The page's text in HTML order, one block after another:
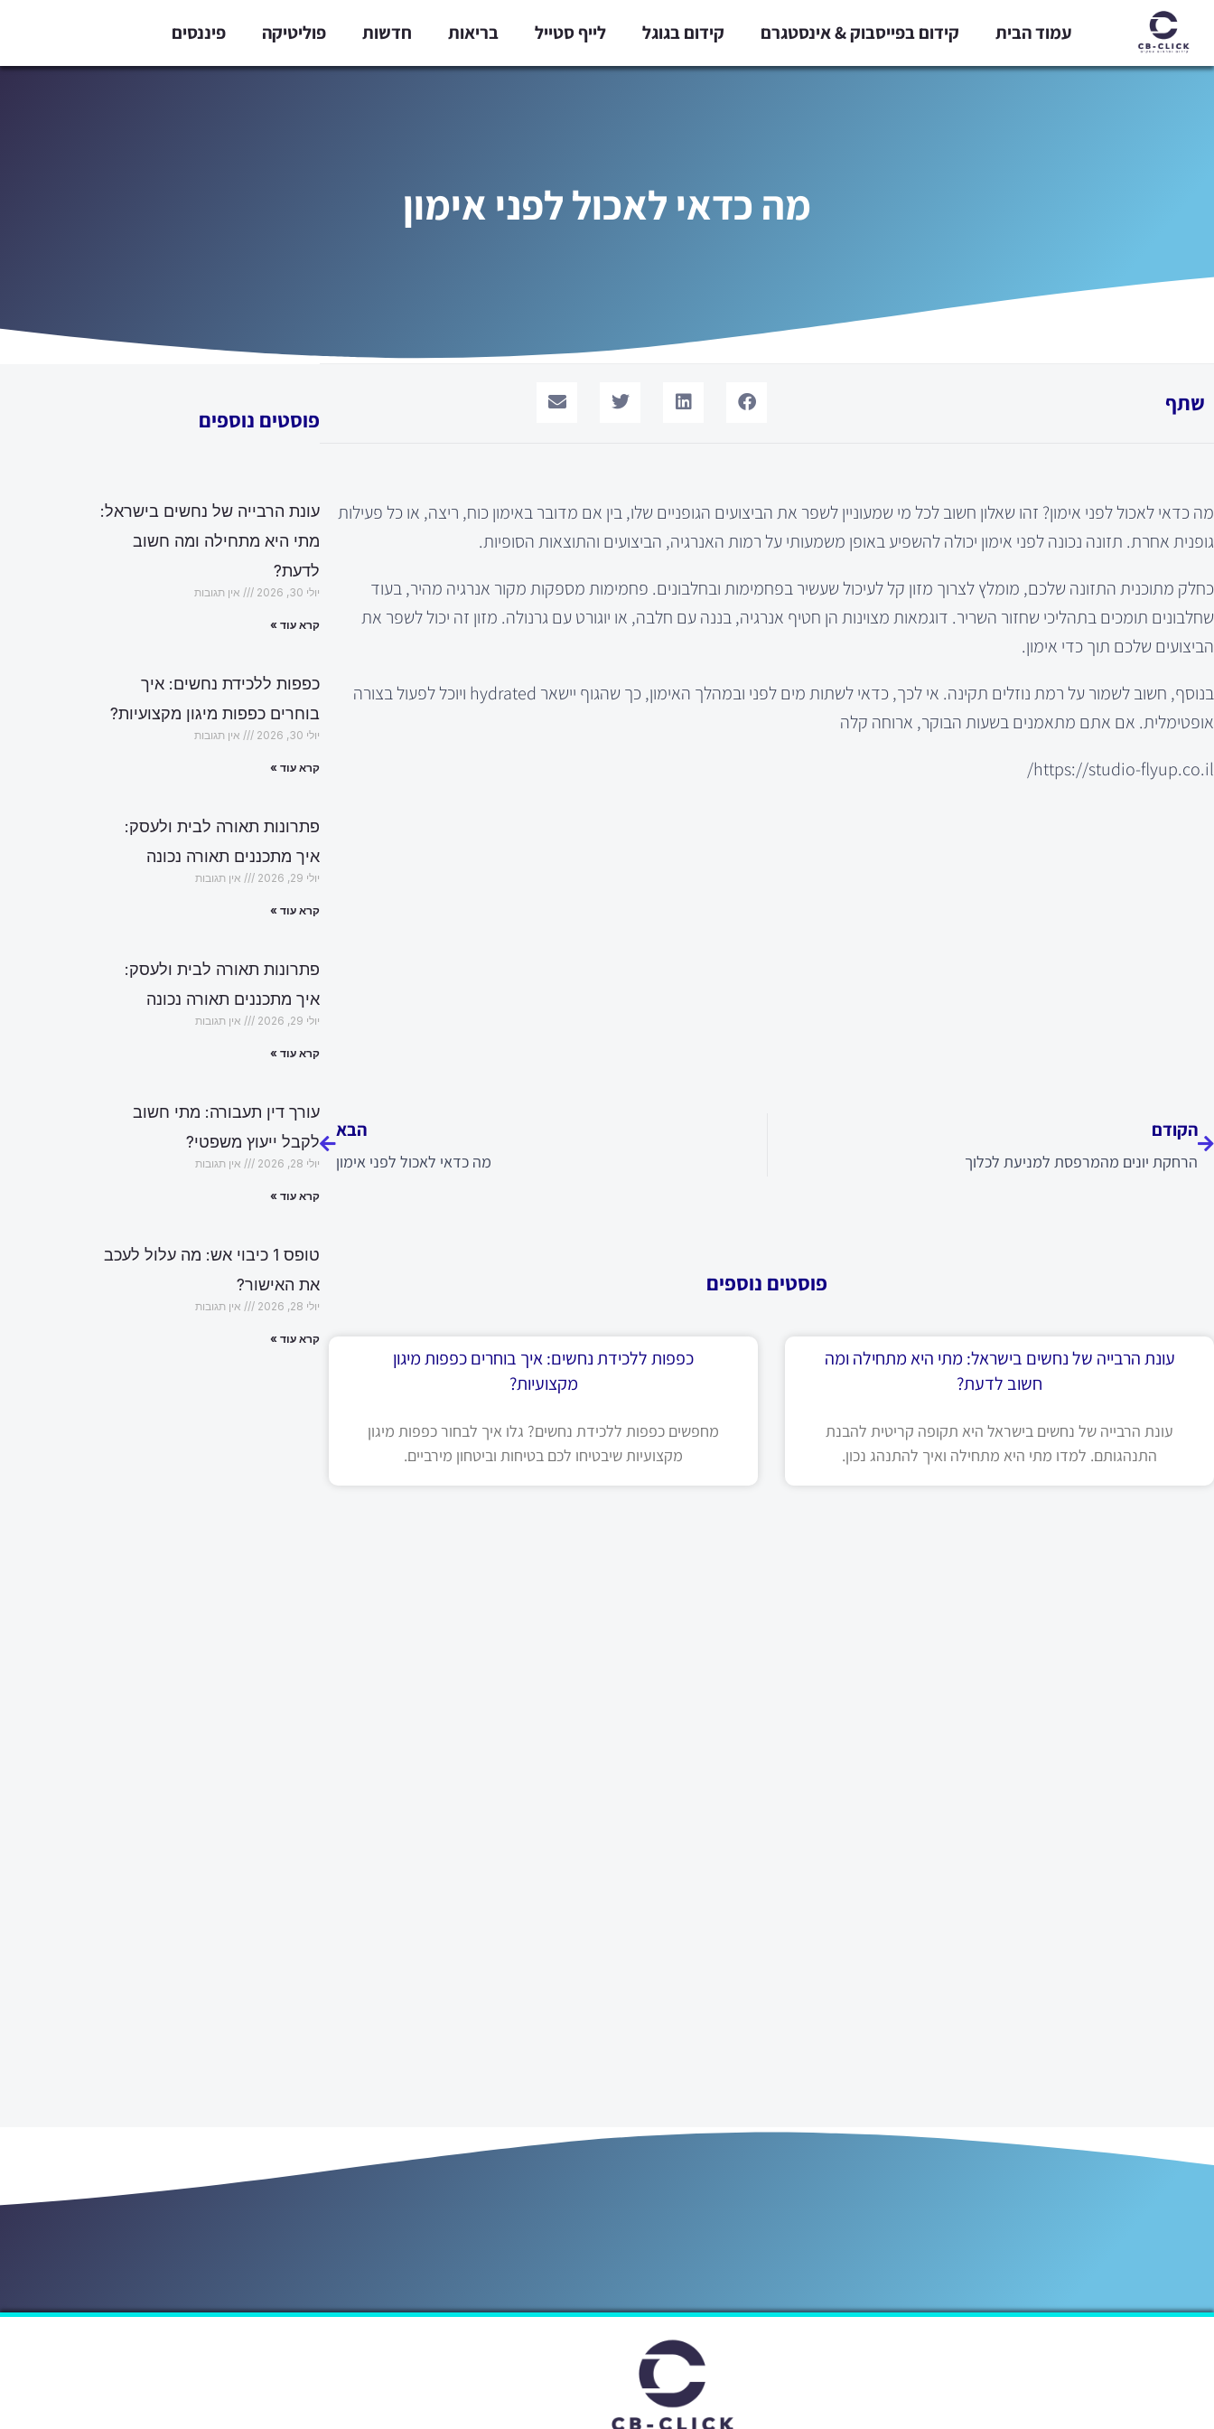
לתוכן
עמוד הבית קידום בפייסבוק & אינסטגרם קידום בגוגל לייף סטייל בריאות חדשות פוליטיקה פיננסים
מה כדאי לאכול לפני אימון
שתף
מה כדאי לאכול לפני אימון? זהו שאלון חשוב לכל מי שמעוניין לשפר את הביצועים הגופניים שלו, בין אם מדובר באימון כוח, ריצה, או כל פעילות
גופנית אחרת. תזונה נכונה לפני אימון יכולה להשפיע באופן משמעותי על רמות האנרגיה, הביצועים והתוצאות הסופיות.
כחלק מתוכנית התזונה שלכם, מומלץ לצרוך מזון קל לעיכול שעשיר בפחמימות ובחלבונים. פחמימות מספקות מקור אנרגיה מהיר, בעוד
שחלבונים תומכים בתהליכי שחזור השריר. דוגמאות מצוינות הן חטיף אנרגיה, בננה עם חלבה, או יוגורט עם גרנולה. מזון זה יכול לשפר את
הביצועים שלכם תוך כדי אימון.
בנוסף, חשוב לשמור על רמת נוזלים תקינה. אי לכך, כדאי לשתות מים לפני ובמהלך האימון, כך שהגוף יישאר hydrated ויוכל לפעול בצורה
אופטימלית. אם אתם מתאמנים בשעות הבוקר, ארוחה קלה
https://studio-flyup.co.il/
הקודם
הרחקת יונים מהמרפסת למניעת לכלוך
הבא
מה כדאי לאכול לפני אימון
פוסטים נוספים
עונת הרבייה של נחשים בישראל: מתי היא מתחילה ומה
חשוב לדעת?
עונת הרבייה של נחשים בישראל היא תקופה קריטית להבנת
התנהגותם. למדו מתי היא מתחילה ואיך להתנהג נכון.
כפפות ללכידת נחשים: איך בוחרים כפפות מיגון
מקצועיות?
מחפשים כפפות ללכידת נחשים? גלו איך לבחור כפפות מיגון
מקצועיות שיבטיחו לכם בטיחות וביטחון מירביים.
פוסטים נוספים
עונת הרבייה של נחשים בישראל:
מתי היא מתחילה ומה חשוב
לדעת?
יולי 30, 2026 אין תגובות
קרא עוד »
כפפות ללכידת נחשים: איך
בוחרים כפפות מיגון מקצועיות?
יולי 30, 2026 אין תגובות
קרא עוד »
פתרונות תאורה לבית ולעסק:
איך מתכננים תאורה נכונה
יולי 29, 2026 אין תגובות
קרא עוד »
פתרונות תאורה לבית ולעסק:
איך מתכננים תאורה נכונה
יולי 29, 2026 אין תגובות
קרא עוד »
עורך דין תעבורה: מתי חשוב
לקבל ייעוץ משפטי?
יולי 28, 2026 אין תגובות
קרא עוד »
טופס 1 כיבוי אש: מה עלול לעכב
את האישור?
יולי 28, 2026 אין תגובות
קרא עוד »